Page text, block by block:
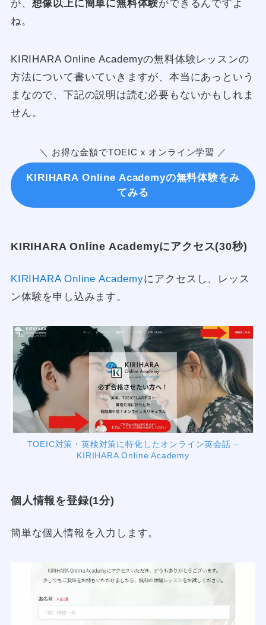
が、 想像以上に簡単に無料体験ができるんですよ
ね。
KIRIHARA Online Academyの無料体験レッスンの
方法について書いていきますが、本当にあっという
まなので、下記の説明は読む必要もないかもしれま
せん。
＼ お得な金額でTOEIC x オンライン学習 ／
KIRIHARA Online Academyの無料体験をみ
てみる
KIRIHARA Online Academyにアクセス(30秒)
KIRIHARA Online Academyにアクセスし、レッス
ン体験を申し込みます。
TOEIC対策・英検対策に特化したオンライン英会話 –
KIRIHARA Online Academy
個人情報を登録(1分)
簡単な個人情報を入力します。